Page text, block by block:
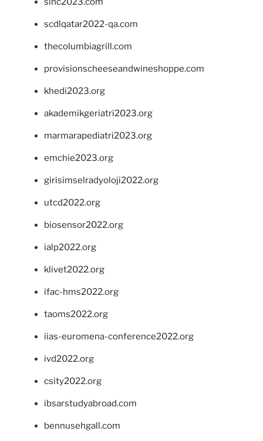
scdlqatar2022-qa.com
thecolumbiagrill.com
provisionscheeseandwineshoppe.com
khedi2023.org
akademikgeriatri2023.org
marmarapediatri2023.org
emchie2023.org
girisimselradyoloji2022.org
utcd2022.org
biosensor2022.org
ialp2022.org
klivet2022.org
ifac-hms2022.org
taoms2022.org
iias-euromena-conference2022.org
ivd2022.org
csity2022.org
ibsarstudyabroad.com
bennusehgall.com